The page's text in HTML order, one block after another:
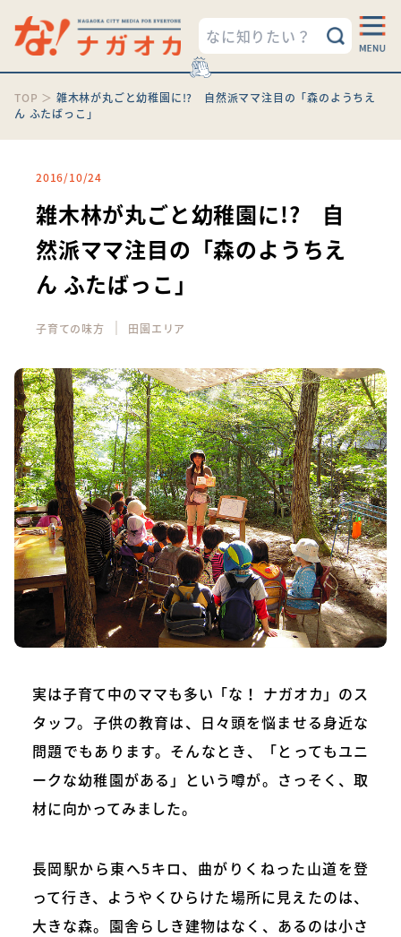
TOP ＞ 雑木林が丸ごと幼稚園に!? 自然派ママ注目の「森のようちえ
ん ふたばっこ」
2016/10/24
雑木林が丸ごと幼稚園に!? 自
然派ママ注目の「森のようちえ
ん ふたばっこ」
子育ての味方 ｜ 田園エリア
実は子育て中のママも多い「な！ ナガオカ」のス
タッフ。子供の教育は、日々頭を悩ませる身近な
問題でもあります。そんなとき、「とってもユニ
ークな幼稚園がある」という噂が。さっそく、取
材に向かってみました。
長岡駅から東へ5キロ、曲がりくねった山道を登
って行き、ようやくひらけた場所に見えたのは、
大きな森。園舎らしき建物はなく、あるのは小さ